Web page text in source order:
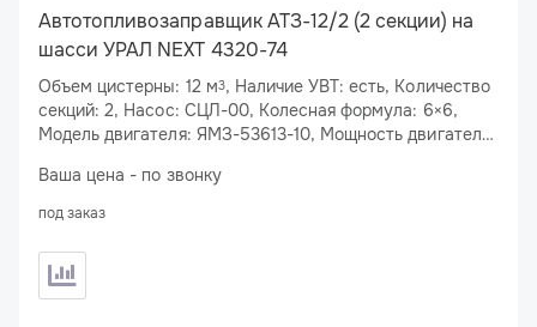
Автотопливозаправщик АТЗ-12/2 (2 секции) на
шасси УРАЛ NEXT 4320-74
Объем цистерны: 12 м3, Наличие УВТ: есть, Количество
секций: 2, Насос: СЦЛ-00, Колесная формула: 6×6,
Модель двигателя: ЯМЗ-53613-10, Мощность двигателя:
Ваша цена - по звонку
под заказ